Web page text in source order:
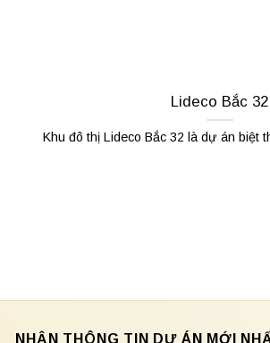
Lideco Bắc 32
Khu đô thị Lideco Bắc 32 là dự án biệt
NHẬN THÔNG TIN DỰ ÁN MỚI